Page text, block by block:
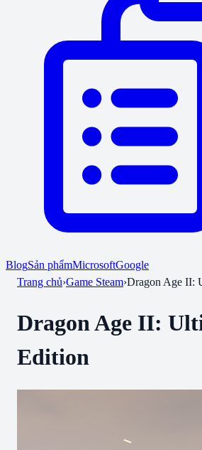
BlogSản phẩmMicrosoftGoogle
Trang chủ›Game Steam›Dragon Age II:
Dragon Age II:
Edition